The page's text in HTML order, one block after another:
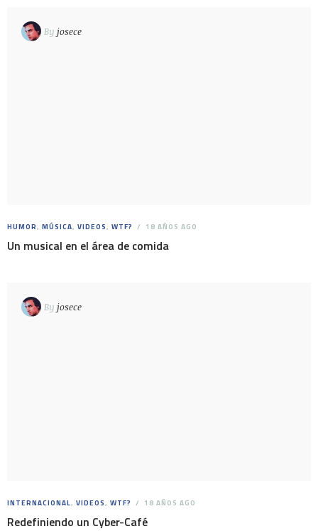
By josece
HUMOR, MÚSICA, VIDEOS, WTF? 18 AÑOS AGO
Un musical en el área de comida
By josece
INTERNACIONAL, VIDEOS, WTF? 18 AÑOS AGO
Redefiniendo un Cyber-Café